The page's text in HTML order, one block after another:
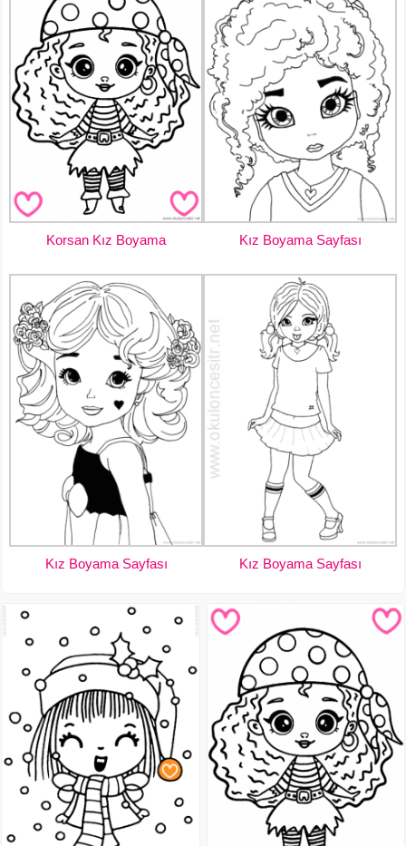
Korsan Kız Boyama Kız Boyama Sayfası
Kız Boyama Sayfası Kız Boyama Sayfası